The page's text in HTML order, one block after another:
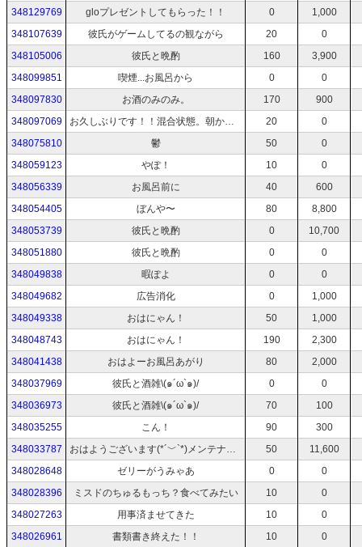
348129769
gloプレゼントしてもらった！！ 0
1,000
348107639
彼氏がゲームしてるの観ながら 20
0
348105006
彼氏と晩酌 160
3,900
348099851
喫煙...お風呂から 0
0
348097830
お酒のみのみ。 170
900
348097069
お久しぶりです！！混合状態。朝から薬飲んでなかった。 20
0
348075810
鬱 50
0
348059123
やぽ！ 10
0
348056339
お風呂前に 40
600
348054405
ぼんや〜 80
8,800
348053739
彼氏と晩酌 0
10,700
348051880
彼氏と晩酌 0
0
348049838
暇ぽよ 0
0
348049682
広告消化 0
1,000
348049338
おはにゃん！ 50
1,000
348048743
おはにゃん！ 190
2,300
348041438
おはよーお風呂あがり 80
2,000
348037969
彼氏と酒雑\(๑´ω`๑)/ 0
0
348036973
彼氏と酒雑\(๑´ω`๑)/ 70
100
348035255
こん！ 90
300
348033787
おはようございます(*´﹀`*)メンテナンス明け 50
11,600
348028648
ゼリーがうみゃあ 0
0
348028396
ミスドのちゅるもっち？食べてみたい 10
0
348027263
用事済ませてきた 10
0
348026961
書類書き終えた！！ 10 0